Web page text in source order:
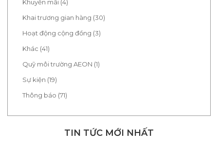
Khuyến mãi (4)
Khai trương gian hàng (30)
Hoạt động cộng đồng (3)
Khác (41)
Quỹ môi trường AEON (1)
Sự kiện (19)
Thông báo (71)
TIN TỨC MỚI NHẤT